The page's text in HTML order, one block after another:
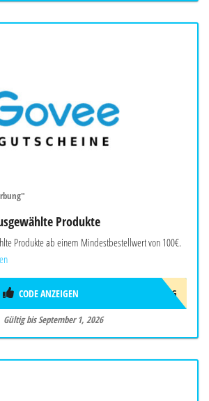
Produkte
Produkte ab einem Mindestbestellwert von 100€.
10AFFAUG
CODE ANZEIGEN
Gültig bis September 1, 2026